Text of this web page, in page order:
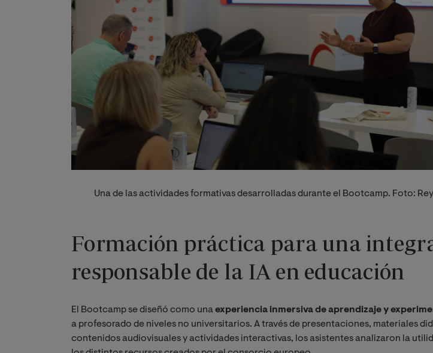
Una de las actividades formativas desarrolladas durante el Bootcamp. Foto:
Formación práctica para una
responsable de la IA en educación
El Bootcamp se diseñó como unaexperiencia inmersiva de aprendizaje y
a profesorado de niveles no universitarios. A través de presentaciones, materiales
contenidos audiovisuales y actividades interactivas, los asistentes analizaron la